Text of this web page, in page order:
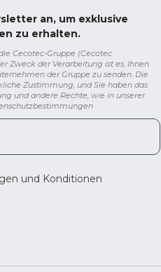
an, um exklusive
zu erhalten.
Cecotec-Gruppe (Cecotec
Zweck der Verarbeitung ist es, Ihnen
der Gruppe zu senden. Die
Zustimmung, und Sie haben das
und andere Rechte, wie in unserer
und Konditionen